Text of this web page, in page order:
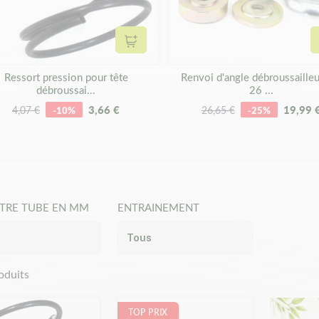
conseil pour le diagnostic ?
sur le type de tête que vous possédez, nos experts ont
les différents types de têtes de débroussailleuse
Ajouter au panier
Ressort pression pour tête
débroussai...
4,07 € -10% 3,66 €
Renvoi d'angle
26 ...
26,65 € -25% 19,99
TUBE EN MM ENTRAINEMENT
TOP PRIX